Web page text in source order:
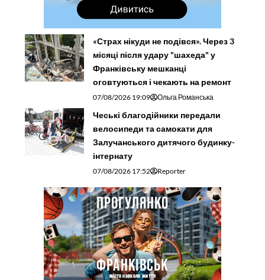
«Страх нікуди не подівся». Через 3
місяці після удару "шахеда" у
Франківську мешканці
оговтуються і чекають на ремонт
07/08/2026 19:09 Ольга Романська
Чеські благодійники передали
велосипеди та самокати для
Залучанського дитячого будинку-
інтернату
07/08/2026 17:52 Reporter